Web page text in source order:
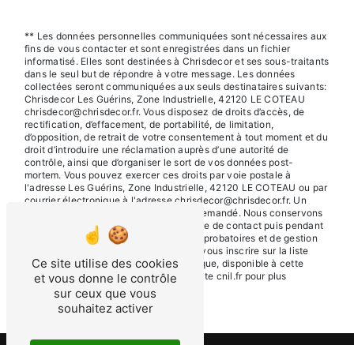
** Les données personnelles communiquées sont nécessaires aux
fins de vous contacter et sont enregistrées dans un fichier
informatisé. Elles sont destinées à Chrisdecor et ses sous-traitants
dans le seul but de répondre à votre message. Les données
collectées seront communiquées aux seuls destinataires suivants:
Chrisdecor Les Guérins, Zone Industrielle, 42120 LE COTEAU
chrisdecor@chrisdecor.fr. Vous disposez de droits d’accès, de
rectification, d’effacement, de portabilité, de limitation,
d’opposition, de retrait de votre consentement à tout moment et du
droit d’introduire une réclamation auprès d’une autorité de
contrôle, ainsi que d’organiser le sort de vos données post-
mortem. Vous pouvez exercer ces droits par voie postale à
l'adresse Les Guérins, Zone Industrielle, 42120 LE COTEAU ou par
courrier électronique à l'adresse chrisdecor@chrisdecor.fr. Un
justificatif d'identité pourra vous être demandé. Nous conservons
vos données pendant la période de prise de contact puis pendant
la durée de prescription légale aux fins probatoires et de gestion
des contentieux. Vous avez le droit de vous inscrire sur la liste
d'opposition au démarchage téléphonique, disponible à cette
adresse: Bloctel.gouv.fr. Consultez le site cnil.fr pour plus
d’informations sur vos droits.
Ce site utilise des cookies
et vous donne le contrôle
sur ceux que vous
souhaitez activer